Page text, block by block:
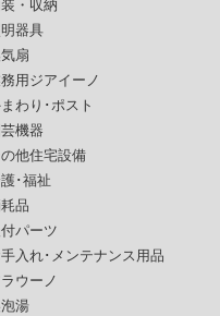
・収納
器具
扇
用ジアイーノ
わり･ポスト
機器
他住宅設備
･福祉
品
パーツ
入れ･メンテナンス用品
ウーノ
湯